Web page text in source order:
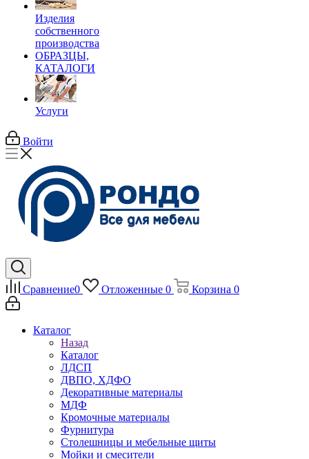
Изделия
собственного
производства
ОБРАЗЦЫ,
КАТАЛОГИ
Услуги
Войти
Сравнение0 Отложенные 0 Корзина 0
Каталог
Назад
Каталог
ЛДСП
ДВПО, ХДФО
Декоративные материалы
МДФ
Кромочные материалы
Фурнитура
Столешницы и мебельные щиты
Мойки и смесители